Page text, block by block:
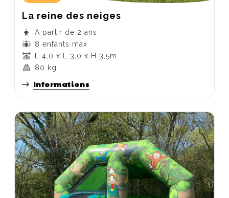
La reine des neiges
À partir de 2 ans
8 enfants max
L 4,0 x L 3,0 x H 3,5m
80 kg
Informations